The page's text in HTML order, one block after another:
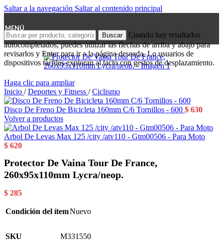
Saltar a la navegación Saltar al contenido principal
MENÚ
Buscar
Cuando hay resultados
autocompletados, puedes utilizar las flechas de arriba y abajo para
revisarlos y Enter para ir a la página deseada. Lo usuarios de
dispositivos táctiles exploran al tacto con gestos de desplazamiento.
Haga clic para ampliar
Inicio / Deportes y Fitness / Ciclismo
Disco De Freno De Bicicleta 160mm C/6 Tornillos - 600 $ 630
Volver a productos
Arbol De Levas Max 125 /city /atv110 - Gtm00506 - Para Moto
$ 620
Protector De Vaina Tour De France,
260x95x110mm Lycra/neop.
$ 285
Condición del ítemNuevo
SKU M331550